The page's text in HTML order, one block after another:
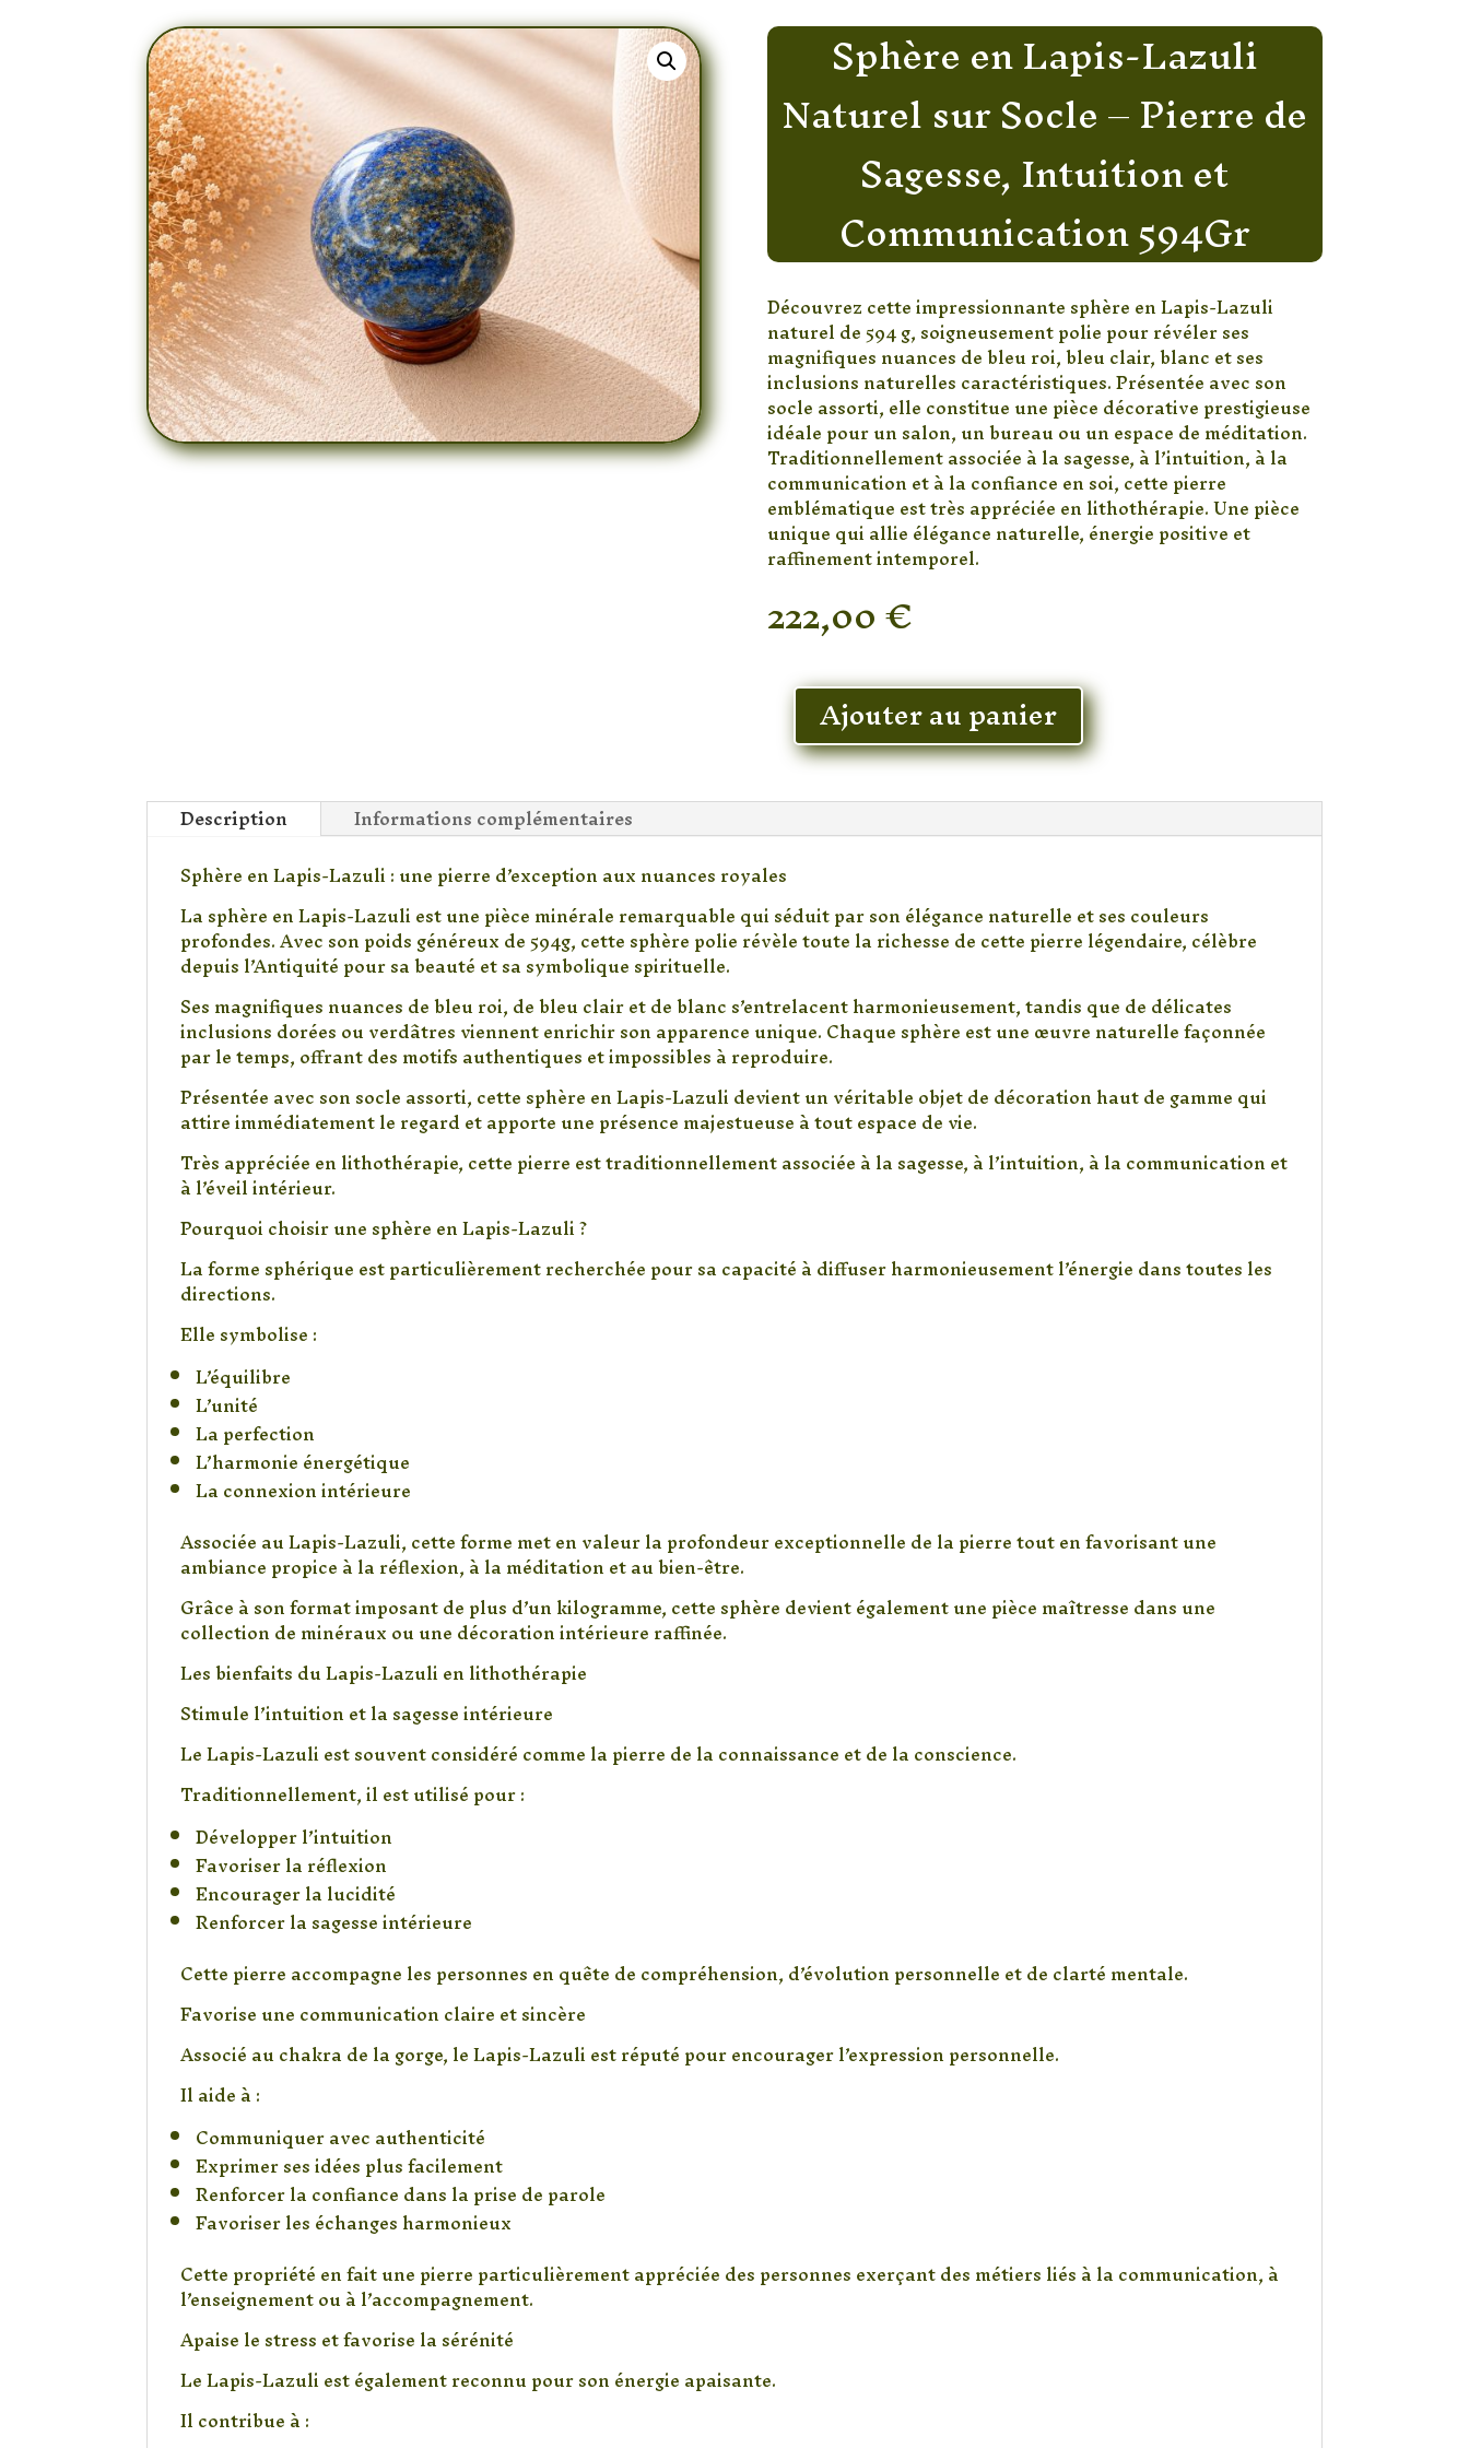
Sphère en Lapis-Lazuli
Naturel sur Socle – Pierre de
Sagesse, Intuition et
Communication 594Gr
Découvrez cette impressionnante sphère en Lapis-Lazuli
naturel de 594 g, soigneusement polie pour révéler ses
magnifiques nuances de bleu roi, bleu clair, blanc et ses
inclusions naturelles caractéristiques. Présentée avec son
socle assorti, elle constitue une pièce décorative prestigieuse
idéale pour un salon, un bureau ou un espace de méditation.
Traditionnellement associée à la sagesse, à l’intuition, à la
communication et à la confiance en soi, cette pierre
emblématique est très appréciée en lithothérapie. Une pièce
unique qui allie élégance naturelle, énergie positive et
raffinement intemporel.
222,00€
En stock
quantité
Sphère
en
Lapis-
Naturel
sur
Socle
–
de
Sagesse,
Intuition
Communication
594Gr
Ajouter au panier
Description
Informations complémentaires
Sphère en Lapis-Lazuli : une pierre d’exception aux nuances royales
La sphère en Lapis-Lazuli est une pièce minérale remarquable qui séduit par son élégance naturelle et ses couleurs
profondes. Avec son poids généreux de 594g, cette sphère polie révèle toute la richesse de cette pierre légendaire, célèbre
depuis l’Antiquité pour sa beauté et sa symbolique spirituelle.
Ses magnifiques nuances de bleu roi, de bleu clair et de blanc s’entrelacent harmonieusement, tandis que de délicates
inclusions dorées ou verdâtres viennent enrichir son apparence unique. Chaque sphère est une œuvre naturelle façonnée
par le temps, offrant des motifs authentiques et impossibles à reproduire.
Présentée avec son socle assorti, cette sphère en Lapis-Lazuli devient un véritable objet de décoration haut de gamme qui
attire immédiatement le regard et apporte une présence majestueuse à tout espace de vie.
Très appréciée en lithothérapie, cette pierre est traditionnellement associée à la sagesse, à l’intuition, à la communication et
à l’éveil intérieur.
Pourquoi choisir une sphère en Lapis-Lazuli ?
La forme sphérique est particulièrement recherchée pour sa capacité à diffuser harmonieusement l’énergie dans toutes les
directions.
Elle symbolise :
L’équilibre
L’unité
La perfection
L’harmonie énergétique
La connexion intérieure
Associée au Lapis-Lazuli, cette forme met en valeur la profondeur exceptionnelle de la pierre tout en favorisant une
ambiance propice à la réflexion, à la méditation et au bien-être.
Grâce à son format imposant de plus d’un kilogramme, cette sphère devient également une pièce maîtresse dans une
collection de minéraux ou une décoration intérieure raffinée.
Les bienfaits du Lapis-Lazuli en lithothérapie
Stimule l’intuition et la sagesse intérieure
Le Lapis-Lazuli est souvent considéré comme la pierre de la connaissance et de la conscience.
Traditionnellement, il est utilisé pour :
Développer l’intuition
Favoriser la réflexion
Encourager la lucidité
Renforcer la sagesse intérieure
Cette pierre accompagne les personnes en quête de compréhension, d’évolution personnelle et de clarté mentale.
Favorise une communication claire et sincère
Associé au chakra de la gorge, le Lapis-Lazuli est réputé pour encourager l’expression personnelle.
Il aide à :
Communiquer avec authenticité
Exprimer ses idées plus facilement
Renforcer la confiance dans la prise de parole
Favoriser les échanges harmonieux
Cette propriété en fait une pierre particulièrement appréciée des personnes exerçant des métiers liés à la communication, à
l’enseignement ou à l’accompagnement.
Apaise le stress et favorise la sérénité
Le Lapis-Lazuli est également reconnu pour son énergie apaisante.
Il contribue à :